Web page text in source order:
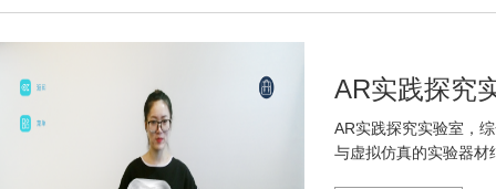
AR实践探究
AR实践探究实验室，
与虚拟仿真的实验器材